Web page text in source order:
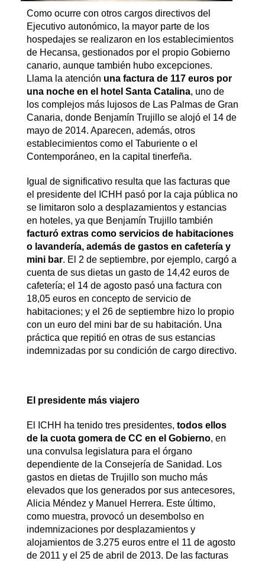
Como ocurre con otros cargos directivos del
Ejecutivo autonómico, la mayor parte de los
hospedajes se realizaron en los establecimientos
de Hecansa, gestionados por el propio Gobierno
canario, aunque también hubo excepciones.
Llama la atención una factura de 117 euros por
una noche en el hotel Santa Catalina, uno de
los complejos más lujosos de Las Palmas de Gran
Canaria, donde Benjamín Trujillo se alojó el 14 de
mayo de 2014. Aparecen, además, otros
establecimientos como el Taburiente o el
Contemporáneo, en la capital tinerfeña.
Igual de significativo resulta que las facturas que
el presidente del ICHH pasó por la caja pública no
se limitaron solo a desplazamientos y estancias
en hoteles, ya que Benjamín Trujillo también
facturó extras como servicios de habitaciones
o lavandería, además de gastos en cafetería y
mini bar. El 2 de septiembre, por ejemplo, cargó a
cuenta de sus dietas un gasto de 14,42 euros de
cafetería; el 14 de agosto pasó una factura con
18,05 euros en concepto de servicio de
habitaciones; y el 26 de septiembre hizo lo propio
con un euro del mini bar de su habitación. Una
práctica que repitió en otras de sus estancias
indemnizadas por su condición de cargo directivo.
El presidente más viajero
El ICHH ha tenido tres presidentes, todos ellos
de la cuota gomera de CC en el Gobierno, en
una convulsa legislatura para el órgano
dependiente de la Consejería de Sanidad. Los
gastos en dietas de Trujillo son mucho más
elevados que los generados por sus antecesores,
Alicia Méndez y Manuel Herrera. Este último,
como muestra, provocó un desembolso en
indemnizaciones por desplazamientos y
alojamientos de 3.275 euros entre el 11 de agosto
de 2011 y el 25 de abril de 2013. De las facturas